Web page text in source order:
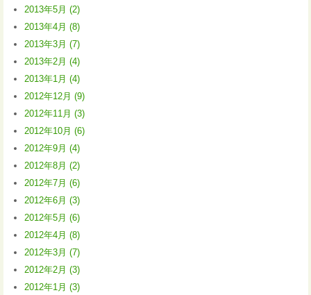
2013年5月 (2)
2013年4月 (8)
2013年3月 (7)
2013年2月 (4)
2013年1月 (4)
2012年12月 (9)
2012年11月 (3)
2012年10月 (6)
2012年9月 (4)
2012年8月 (2)
2012年7月 (6)
2012年6月 (3)
2012年5月 (6)
2012年4月 (8)
2012年3月 (7)
2012年2月 (3)
2012年1月 (3)